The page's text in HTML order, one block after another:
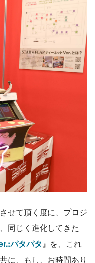
せて頂く度に、プロジ
同じく進化してきた
パタパタ』を、これ
に、もし、お時間あり